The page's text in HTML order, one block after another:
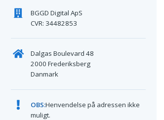
BGGD Digital ApS
CVR: 34482853
Dalgas Boulevard 48
2000 Frederiksberg
Danmark
OBS:Henvendelse på adressen ikke
muligt.